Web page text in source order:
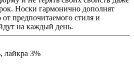
Носки гармонично дополнят
предпочитаемого стиля и
на каждый день.
лайкра 3%